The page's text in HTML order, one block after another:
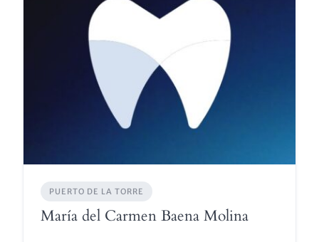
PUERTO DE LA TORRE
María del Carmen Baena Molina